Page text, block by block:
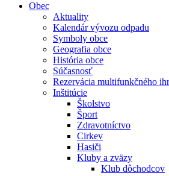
Obec
Aktuality
Kalendár vývozu odpadu
Symboly obce
Geografia obce
História obce
Súčasnosť
Rezervácia multifunkčného
Inštitúcie
Školstvo
Šport
Zdravotníctvo
Cirkev
Hasiči
Kluby a zväzy
Klub dôchodcov